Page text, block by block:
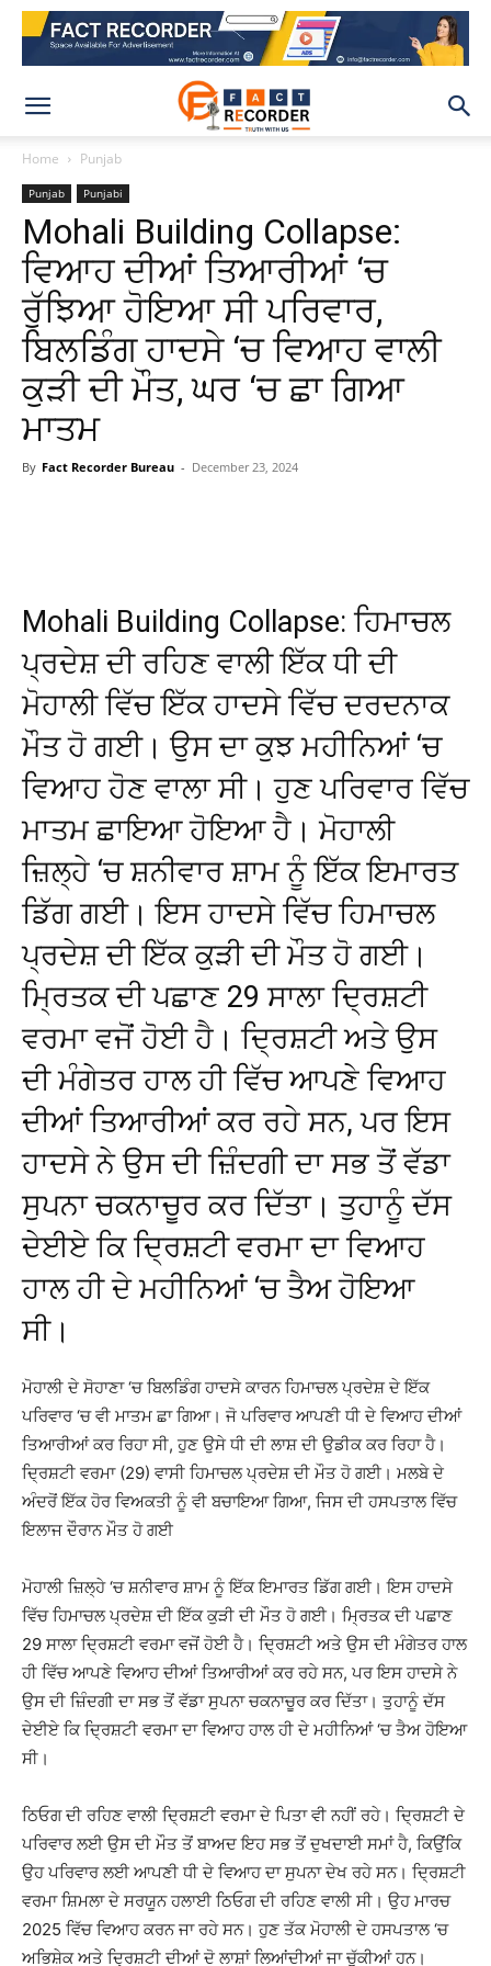
Home Punjab
Punjab Punjabi
Mohali Building Collapse:
ਵਿਆਹ ਦੀਆਂ ਤਿਆਰੀਆਂ ‘ਚ
ਰੁੱਝਿਆ ਹੋਇਆ ਸੀ ਪਰਿਵਾਰ,
ਬਿਲਡਿੰਗ ਹਾਦਸੇ ‘ਚ ਵਿਆਹ ਵਾਲੀ
ਕੁੜੀ ਦੀ ਮੌਤ, ਘਰ ‘ਚ ਛਾ ਗਿਆ
ਮਾਤਮ
By Fact Recorder Bureau - December 23, 2024
Mohali Building Collapse: ਹਿਮਾਚਲ
ਪ੍ਰਦੇਸ਼ ਦੀ ਰਹਿਣ ਵਾਲੀ ਇੱਕ ਧੀ ਦੀ
ਮੋਹਾਲੀ ਵਿੱਚ ਇੱਕ ਹਾਦਸੇ ਵਿੱਚ ਦਰਦਨਾਕ
ਮੌਤ ਹੋ ਗਈ। ਉਸ ਦਾ ਕੁਝ ਮਹੀਨਿਆਂ ‘ਚ
ਵਿਆਹ ਹੋਣ ਵਾਲਾ ਸੀ। ਹੁਣ ਪਰਿਵਾਰ ਵਿੱਚ
ਮਾਤਮ ਛਾਇਆ ਹੋਇਆ ਹੈ। ਮੋਹਾਲੀ
ਜ਼ਿਲ੍ਹੇ ‘ਚ ਸ਼ਨੀਵਾਰ ਸ਼ਾਮ ਨੂੰ ਇੱਕ ਇਮਾਰਤ
ਡਿੱਗ ਗਈ। ਇਸ ਹਾਦਸੇ ਵਿੱਚ ਹਿਮਾਚਲ
ਪ੍ਰਦੇਸ਼ ਦੀ ਇੱਕ ਕੁੜੀ ਦੀ ਮੌਤ ਹੋ ਗਈ।
ਮ੍ਰਿਤਕ ਦੀ ਪਛਾਣ 29 ਸਾਲਾ ਦ੍ਰਿਸ਼ਟੀ
ਵਰਮਾ ਵਜੋਂ ਹੋਈ ਹੈ। ਦ੍ਰਿਸ਼ਟੀ ਅਤੇ ਉਸ
ਦੀ ਮੰਗੇਤਰ ਹਾਲ ਹੀ ਵਿੱਚ ਆਪਣੇ ਵਿਆਹ
ਦੀਆਂ ਤਿਆਰੀਆਂ ਕਰ ਰਹੇ ਸਨ, ਪਰ ਇਸ
ਹਾਦਸੇ ਨੇ ਉਸ ਦੀ ਜ਼ਿੰਦਗੀ ਦਾ ਸਭ ਤੋਂ ਵੱਡਾ
ਸੁਪਨਾ ਚਕਨਾਚੂਰ ਕਰ ਦਿੱਤਾ। ਤੁਹਾਨੂੰ ਦੱਸ
ਦੇਈਏ ਕਿ ਦ੍ਰਿਸ਼ਟੀ ਵਰਮਾ ਦਾ ਵਿਆਹ
ਹਾਲ ਹੀ ਦੇ ਮਹੀਨਿਆਂ ‘ਚ ਤੈਅ ਹੋਇਆ
ਸੀ।
ਮੋਹਾਲੀ ਦੇ ਸੋਹਾਣਾ ‘ਚ ਬਿਲਡਿੰਗ ਹਾਦਸੇ ਕਾਰਨ ਹਿਮਾਚਲ ਪ੍ਰਦੇਸ਼ ਦੇ ਇੱਕ
ਪਰਿਵਾਰ ‘ਚ ਵੀ ਮਾਤਮ ਛਾ ਗਿਆ। ਜੋ ਪਰਿਵਾਰ ਆਪਣੀ ਧੀ ਦੇ ਵਿਆਹ ਦੀਆਂ
ਤਿਆਰੀਆਂ ਕਰ ਰਿਹਾ ਸੀ, ਹੁਣ ਉਸੇ ਧੀ ਦੀ ਲਾਸ਼ ਦੀ ਉਡੀਕ ਕਰ ਰਿਹਾ ਹੈ।
ਦ੍ਰਿਸ਼ਟੀ ਵਰਮਾ (29) ਵਾਸੀ ਹਿਮਾਚਲ ਪ੍ਰਦੇਸ਼ ਦੀ ਮੌਤ ਹੋ ਗਈ। ਮਲਬੇ ਦੇ
ਅੰਦਰੋਂ ਇੱਕ ਹੋਰ ਵਿਅਕਤੀ ਨੂੰ ਵੀ ਬਚਾਇਆ ਗਿਆ, ਜਿਸ ਦੀ ਹਸਪਤਾਲ ਵਿੱਚ
ਇਲਾਜ ਦੌਰਾਨ ਮੌਤ ਹੋ ਗਈ
ਮੋਹਾਲੀ ਜ਼ਿਲ੍ਹੇ ‘ਚ ਸ਼ਨੀਵਾਰ ਸ਼ਾਮ ਨੂੰ ਇੱਕ ਇਮਾਰਤ ਡਿੱਗ ਗਈ। ਇਸ ਹਾਦਸੇ
ਵਿੱਚ ਹਿਮਾਚਲ ਪ੍ਰਦੇਸ਼ ਦੀ ਇੱਕ ਕੁੜੀ ਦੀ ਮੌਤ ਹੋ ਗਈ। ਮ੍ਰਿਤਕ ਦੀ ਪਛਾਣ
29 ਸਾਲਾ ਦ੍ਰਿਸ਼ਟੀ ਵਰਮਾ ਵਜੋਂ ਹੋਈ ਹੈ। ਦ੍ਰਿਸ਼ਟੀ ਅਤੇ ਉਸ ਦੀ ਮੰਗੇਤਰ ਹਾਲ
ਹੀ ਵਿੱਚ ਆਪਣੇ ਵਿਆਹ ਦੀਆਂ ਤਿਆਰੀਆਂ ਕਰ ਰਹੇ ਸਨ, ਪਰ ਇਸ ਹਾਦਸੇ ਨੇ
ਉਸ ਦੀ ਜ਼ਿੰਦਗੀ ਦਾ ਸਭ ਤੋਂ ਵੱਡਾ ਸੁਪਨਾ ਚਕਨਾਚੂਰ ਕਰ ਦਿੱਤਾ। ਤੁਹਾਨੂੰ ਦੱਸ
ਦੇਈਏ ਕਿ ਦ੍ਰਿਸ਼ਟੀ ਵਰਮਾ ਦਾ ਵਿਆਹ ਹਾਲ ਹੀ ਦੇ ਮਹੀਨਿਆਂ ‘ਚ ਤੈਅ ਹੋਇਆ
ਸੀ।
ਠਿਓਗ ਦੀ ਰਹਿਣ ਵਾਲੀ ਦ੍ਰਿਸ਼ਟੀ ਵਰਮਾ ਦੇ ਪਿਤਾ ਵੀ ਨਹੀਂ ਰਹੇ। ਦ੍ਰਿਸ਼ਟੀ ਦੇ
ਪਰਿਵਾਰ ਲਈ ਉਸ ਦੀ ਮੌਤ ਤੋਂ ਬਾਅਦ ਇਹ ਸਭ ਤੋਂ ਦੁਖਦਾਈ ਸਮਾਂ ਹੈ, ਕਿਉਂਕਿ
ਉਹ ਪਰਿਵਾਰ ਲਈ ਆਪਣੀ ਧੀ ਦੇ ਵਿਆਹ ਦਾ ਸੁਪਨਾ ਦੇਖ ਰਹੇ ਸਨ। ਦ੍ਰਿਸ਼ਟੀ
ਵਰਮਾ ਸ਼ਿਮਲਾ ਦੇ ਸਰਯੂਨ ਹਲਾਈ ਠਿਓਗ ਦੀ ਰਹਿਣ ਵਾਲੀ ਸੀ। ਉਹ ਮਾਰਚ
2025 ਵਿੱਚ ਵਿਆਹ ਕਰਨ ਜਾ ਰਹੇ ਸਨ। ਹੁਣ ਤੱਕ ਮੋਹਾਲੀ ਦੇ ਹਸਪਤਾਲ ‘ਚ
ਅਭਿਸ਼ੇਕ ਅਤੇ ਦ੍ਰਿਸ਼ਟੀ ਦੀਆਂ ਦੋ ਲਾਸ਼ਾਂ ਲਿਆਂਦੀਆਂ ਜਾ ਚੁੱਕੀਆਂ ਹਨ।